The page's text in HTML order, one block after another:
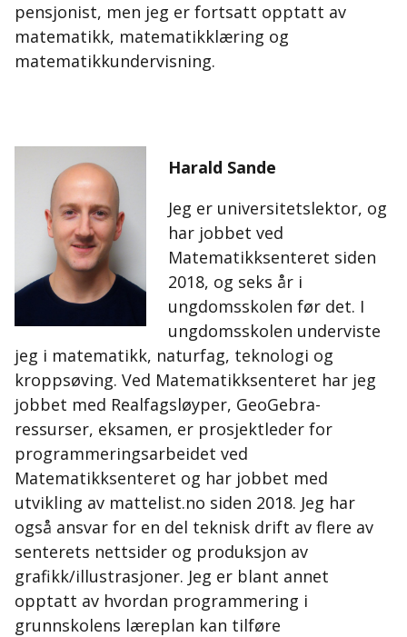
pensjonist, men jeg er fortsatt opptatt av
matematikk, matematikklæring og
matematikkundervisning.
Harald Sande
Jeg er universitetslektor, og
har jobbet ved
Matematikksenteret siden
2018, og seks år i
ungdomsskolen før det. I
ungdomsskolen underviste
jeg i matematikk, naturfag, teknologi og
kroppsøving. Ved Matematikksenteret har jeg
jobbet med Realfagsløyper, GeoGebra-
ressurser, eksamen, er prosjektleder for
programmeringsarbeidet ved
Matematikksenteret og har jobbet med
utvikling av mattelist.no siden 2018. Jeg har
også ansvar for en del teknisk drift av flere av
senterets nettsider og produksjon av
grafikk/illustrasjoner. Jeg er blant annet
opptatt av hvordan programmering i
grunnskolens læreplan kan tilføre